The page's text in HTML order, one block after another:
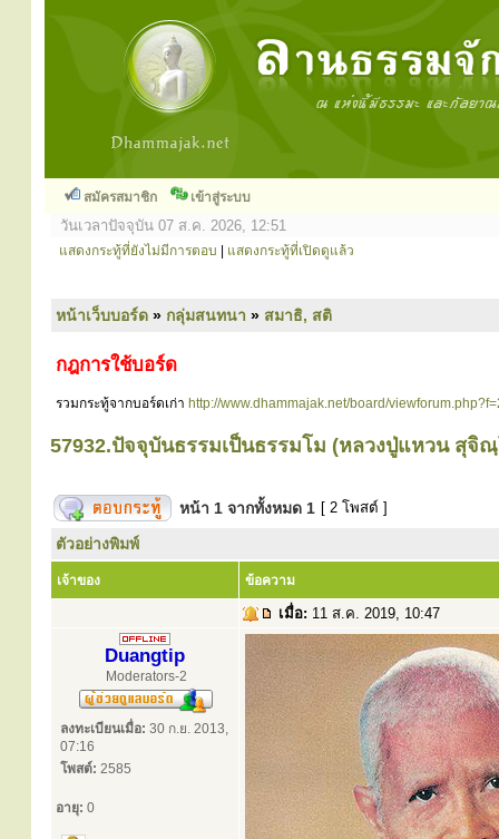
สมัครสมาชิก เข้าสู่ระบบ
วันเวลาปัจจุบัน 07 ส.ค. 2026, 12:51
แสดงกระทู้ที่ยังไม่มีการตอบ แสดงกระทู้ที่เปิดดูแล้ว
หน้าเว็บบอร์ด » กลุ่มสนทนา » สมาธิ, สติ
กฎการใช้บอร์ด
รวมกระทู้จากบอร์ดเก่า http://www.dhammajak.net/board/
57932.ปัจจุบันธรรมเป็นธรรมโม (หลวงปู่แหวน สุจิ
หน้า 1 จากทั้งหมด 1 [ 2 โพสต์ ]
ตัวอย่างพิมพ์
เจ้าของ ข้อความ
เมื่อ: 11 ส.ค. 2019, 10:47
Duangtip
Moderators-2
ลงทะเบียนเมื่อ: 30 ก.ย. 2013,
07:16
โพสต์: 2585
อายุ: 0